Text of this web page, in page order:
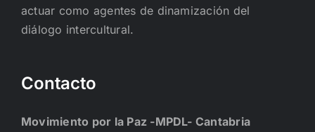
actuar como agentes de dinamización del
diálogo intercultural.
Contacto
Movimiento por la Paz -MPDL- Cantabria